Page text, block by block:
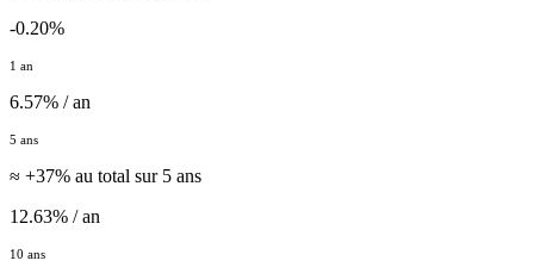
-0.20%
1 an
6.57% / an
5 ans
≈ +37% au total sur 5 ans
12.63% / an
10 ans